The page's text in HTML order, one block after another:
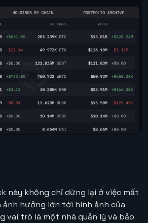
này không chỉ dừng lại ở việc mất
ảnh hưởng lớn tới hình ảnh của
vai trò là một nhà quản lý và bảo